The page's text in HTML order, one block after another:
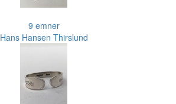
9 emner
Hans Hansen Thirslund